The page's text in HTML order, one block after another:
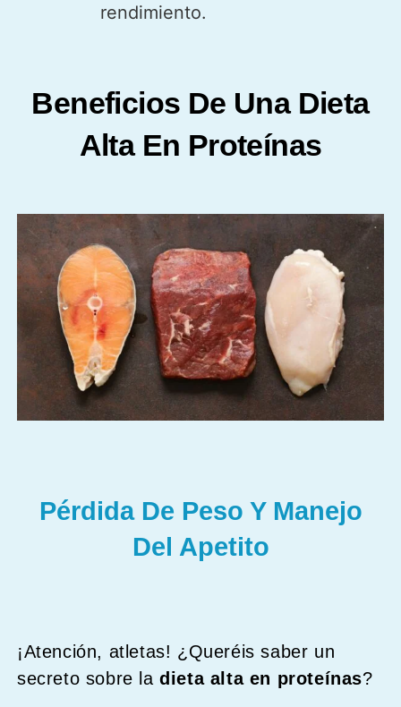
rendimiento.
Beneficios De Una Dieta
Alta En Proteínas
Pérdida De Peso Y Manejo
Del Apetito
¡Atención, atletas! ¿Queréis saber un
secreto sobre ladieta alta en proteínas?